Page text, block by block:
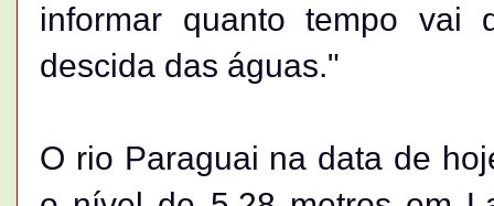
informar quanto tempo
descida das águas."
O rio Paraguai na data de